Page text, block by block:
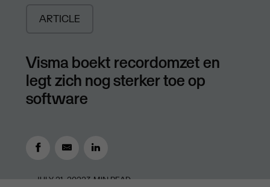
ARTICLE
Visma boekt recordomzet en
legt zich nog sterker toe op
software
JULY 21, 20223 MIN READ